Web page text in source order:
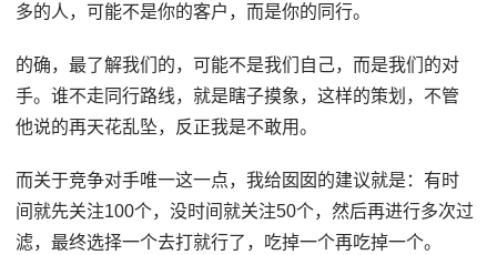
多的人，可能不是你的客户，而是你的同行。
的确，最了解我们的，可能不是我们自己，而是我们的对
手。谁不走同行路线，就是瞎子摸象，这样的策划，不管
他说的再天花乱坠，反正我是不敢用。
而关于竞争对手唯一这一点，我给囡囡的建议就是：有时
间就先关注100个，没时间就关注50个，然后再进行多次过
滤，最终选择一个去打就行了，吃掉一个再吃掉一个。